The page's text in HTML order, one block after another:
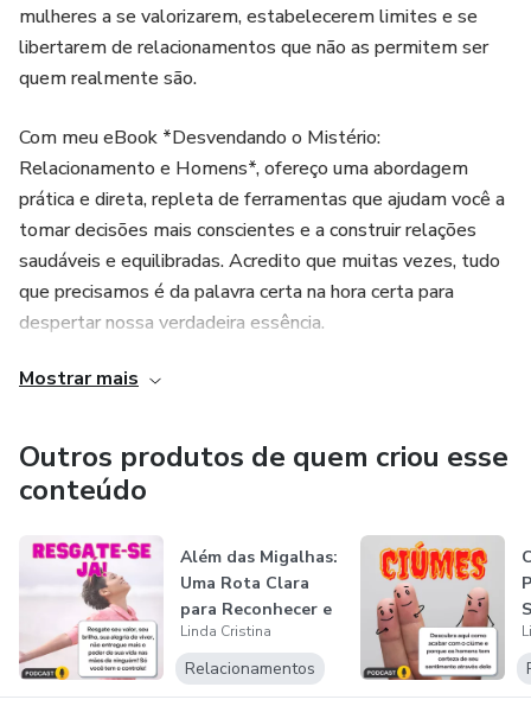
Espero que aproveite cada página deste conteúdo
preparado com sinceridade e carinho. Meu desejo é que
relacionamentos, mas também aprenda a se valorizar.
Relacionamentos sérios se tornam a menor das
preocupações quando cultivamos um verdadeiro carinho e
respeito por nós mesmas. Este e-book é a sua ferramenta
para construir uma vida afetiva gratificante, onde o respeito
próprio é o alicerce de todos os frutos positivos que virão!
Transformação na Sua Vida Afetiva!**
mulheres a se valorizarem, estabelecerem limites e se
libertarem de relacionamentos que não as permitem ser
quem realmente são.
Com meu eBook *Desvendando o Mistério:
Relacionamento e Homens*, ofereço uma abordagem
prática e direta, repleta de ferramentas que ajudam você a
tomar decisões mais conscientes e a construir relações
saudáveis e equilibradas. Acredito que muitas vezes, tudo
que precisamos é da palavra certa na hora certa para
despertar nossa verdadeira essência.
Chega de ser trouxa! Vamos juntas transformar sua vida,
sonhos. Aqui, não tem enrolação: a resposta é curta e
grossa, porque você merece se libertar e brilhar!
Mostrar mais
Outros produtos de quem criou esse
conteúdo
Além das Migalhas:
Uma Rota Clara
para Reconhecer e
Celebrar...
Linda Cristina
Relacionamentos